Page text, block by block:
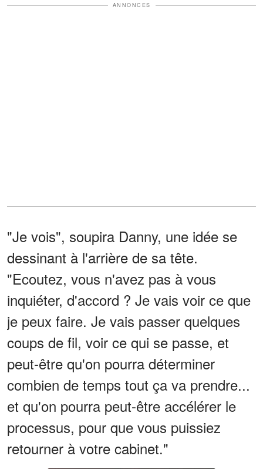
ANNONCES
"Je vois", soupira Danny, une idée se
dessinant à l'arrière de sa tête.
"Ecoutez, vous n'avez pas à vous
inquiéter, d'accord ? Je vais voir ce que
je peux faire. Je vais passer quelques
coups de fil, voir ce qui se passe, et
peut-être qu'on pourra déterminer
combien de temps tout ça va prendre...
et qu'on pourra peut-être accélérer le
processus, pour que vous puissiez
retourner à votre cabinet."